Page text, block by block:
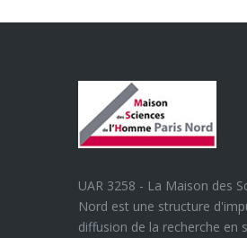
UAR 3258 - La Maison des
Nord est une structure
diffusion de la recherche en